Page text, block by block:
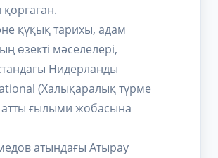
құқық тарихы, адам
өзекті мәселелері,
Нидерланды
(Халықаралық түрме
атты ғылыми жобасына
атындағы Атырау